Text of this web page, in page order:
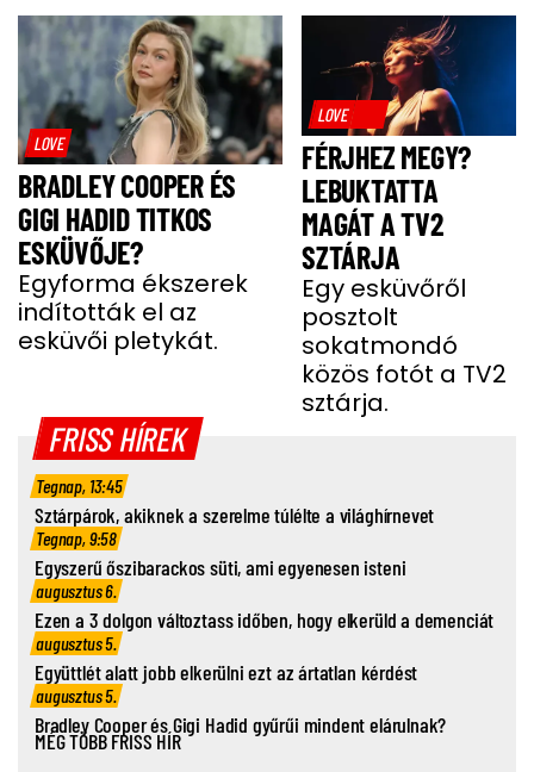
LOVE
BRADLEY COOPER ÉS
GIGI HADID TITKOS
ESKÜVŐJE?
Egyforma ékszerek
indították el az
esküvői pletykát.
LOVE
FÉRJHEZ MEGY?
LEBUKTATTA
MAGÁT A TV2
SZTÁRJA
Egy esküvőről
posztolt
sokatmondó
közös fotót a TV2
sztárja.
FRISS HÍREK
Tegnap, 13:45
Sztárpárok, akiknek a szerelme túlélte a világhírnevet
Tegnap, 9:58
Egyszerű őszibarackos süti, ami egyenesen isteni
augusztus 6.
Ezen a 3 dolgon változtass időben, hogy elkerüld a demenciát
augusztus 5.
Együttlét alatt jobb elkerülni ezt az ártatlan kérdést
augusztus 5.
Bradley Cooper és Gigi Hadid gyűrűi mindent elárulnak?
MÉG TÖBB FRISS HÍR